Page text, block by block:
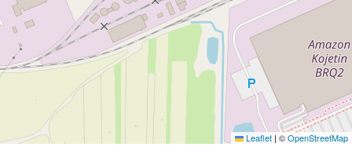
Leaflet | ©OpenStreetMap